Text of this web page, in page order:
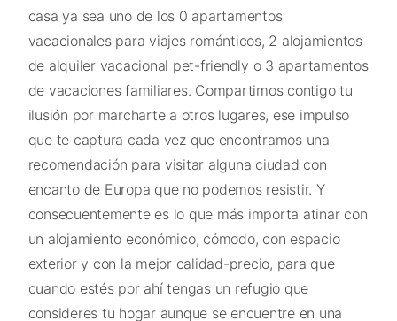
casa ya sea uno de los 0 apartamentos
vacacionales para viajes románticos, 2 alojamientos
de alquiler vacacional pet-friendly o 3 apartamentos
de vacaciones familiares. Compartimos contigo tu
ilusión por marcharte a otros lugares, ese impulso
que te captura cada vez que encontramos una
recomendación para visitar alguna ciudad con
encanto de Europa que no podemos resistir. Y
consecuentemente es lo que más importa atinar con
un alojamiento económico, cómodo, con espacio
exterior y con la mejor calidad-precio, para que
cuando estés por ahí tengas un refugio que
consideres tu hogar aunque se encuentre en una